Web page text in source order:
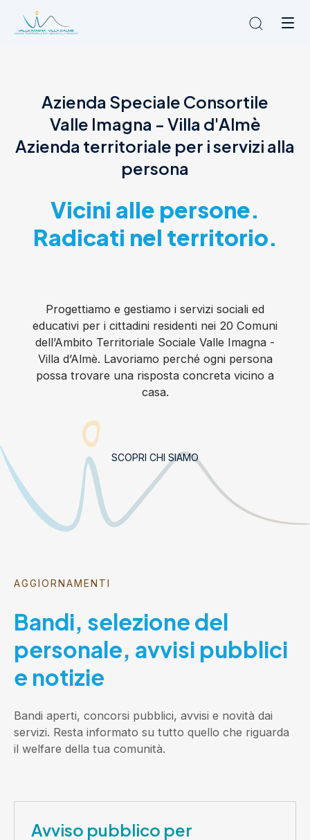
L'Ambito
Cosa facciamo
News
Amministrazione trasparente
Azienda Speciale Consortile
Valle Imagna - Villa d'Almè
Azienda territoriale per i servizi alla
persona
Vicini alle persone.
Radicati nel territorio.
Progettiamo e gestiamo i servizi sociali ed
educativi per i cittadini residenti nei 20 Comuni
dell’Ambito Territoriale Sociale Valle Imagna -
Villa d’Almè. Lavoriamo perché ogni persona
possa trovare una risposta concreta vicino a
casa.
SCOPRI CHI SIAMO
AGGIORNAMENTI
Bandi, selezione del
personale, avvisi pubblici
e notizie
Bandi aperti, concorsi pubblici, avvisi e novità dai
servizi. Resta informato su tutto quello che riguarda
il welfare della tua comunità.
Avviso pubblico per